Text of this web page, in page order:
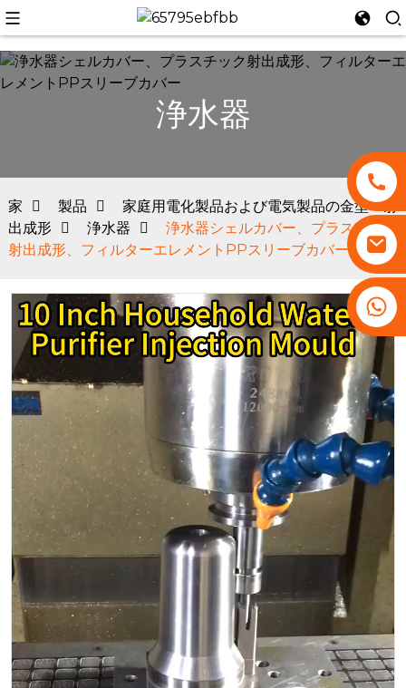
+86 13530645990
浄水器
家 製品
家庭用電化製品および電気製品の金型・射
出成形
浄水器
浄水器シェルカバー、プラスチック
射出成形、フィルターエレメントPPスリーブカバー